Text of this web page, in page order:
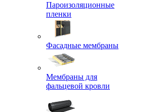
Пароизоляционные
пленки
Фасадные мембраны
Мембраны для
фальцевой кровли